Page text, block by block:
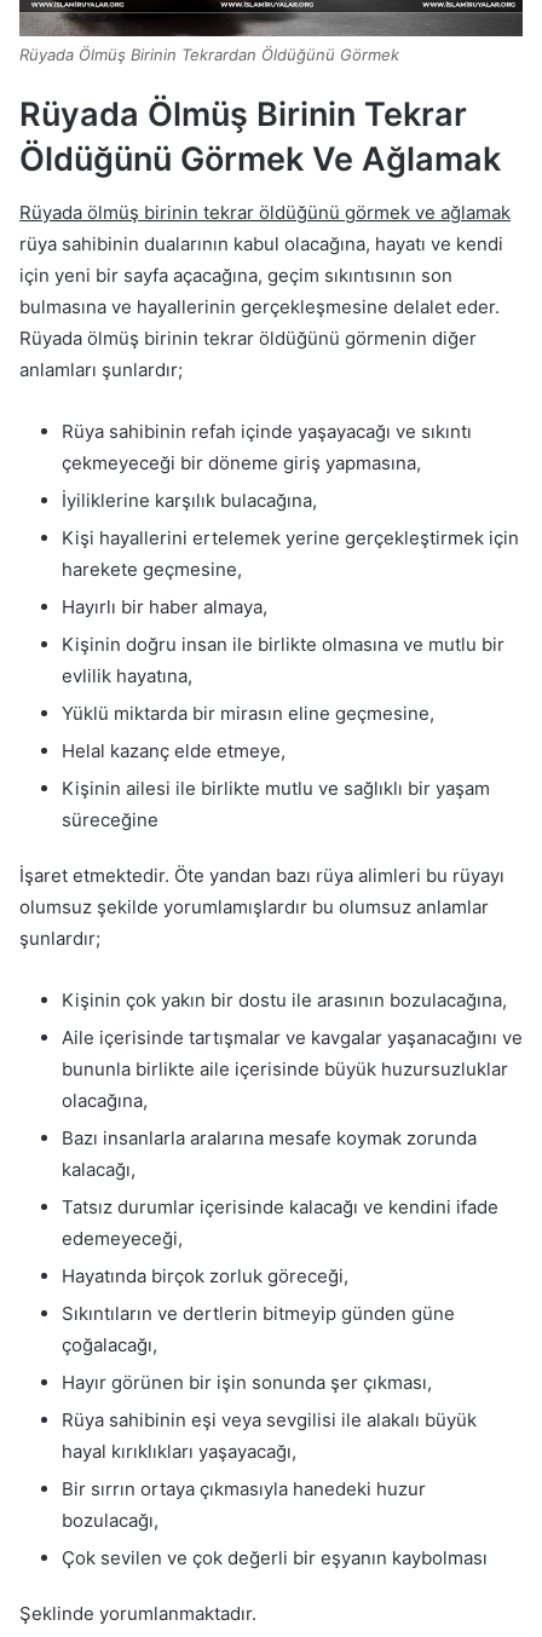
Rüyada Ölmüş Birinin Tekrardan Öldüğünü Görmek
Rüyada Ölmüş Birinin Tekrar
Öldüğünü Görmek Ve Ağlamak
Rüyada ölmüş birinin tekrar öldüğünü görmek ve ağlamak
rüya sahibinin dualarının kabul olacağına, hayatı ve kendi
için yeni bir sayfa açacağına, geçim sıkıntısının son
bulmasına ve hayallerinin gerçekleşmesine delalet eder.
Rüyada ölmüş birinin tekrar öldüğünü görmenin diğer
anlamları şunlardır;
Rüya sahibinin refah içinde yaşayacağı ve sıkıntı
çekmeyeceği bir döneme giriş yapmasına,
İyiliklerine karşılık bulacağına,
Kişi hayallerini ertelemek yerine gerçekleştirmek için
harekete geçmesine,
Hayırlı bir haber almaya,
Kişinin doğru insan ile birlikte olmasına ve mutlu bir
evlilik hayatına,
Yüklü miktarda bir mirasın eline geçmesine,
Helal kazanç elde etmeye,
Kişinin ailesi ile birlikte mutlu ve sağlıklı bir yaşam
süreceğine
İşaret etmektedir. Öte yandan bazı rüya alimleri bu rüyayı
olumsuz şekilde yorumlamışlardır bu olumsuz anlamlar
şunlardır;
Kişinin çok yakın bir dostu ile arasının bozulacağına,
Aile içerisinde tartışmalar ve kavgalar yaşanacağını ve
bununla birlikte aile içerisinde büyük huzursuzluklar
olacağına,
Bazı insanlarla aralarına mesafe koymak zorunda
kalacağı,
Tatsız durumlar içerisinde kalacağı ve kendini ifade
edemeyeceği,
Hayatında birçok zorluk göreceği,
Sıkıntıların ve dertlerin bitmeyip günden güne
çoğalacağı,
Hayır görünen bir işin sonunda şer çıkması,
Rüya sahibinin eşi veya sevgilisi ile alakalı büyük
hayal kırıklıkları yaşayacağı,
Bir sırrın ortaya çıkmasıyla hanedeki huzur
bozulacağı,
Çok sevilen ve çok değerli bir eşyanın kaybolması
Şeklinde yorumlanmaktadır.